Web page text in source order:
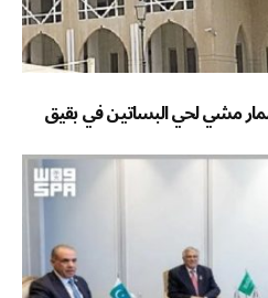
مشي لحي البساتين في بقيق